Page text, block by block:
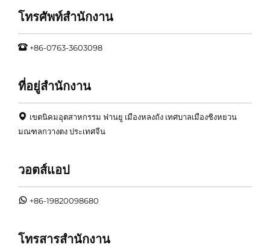
โทรศัพท์สำนักงาน
+86-0763-3603098
ที่อยู่สำนักงาน
เขตนิคมอุตสาหกรรม ฟานยู เมืองหลงถัง เทศบาลเมืองชิงหยวน
มณฑลกวางตง ประเทศจีน
วอตส์แอป
+86-19820098680
โทรสารสำนักงาน